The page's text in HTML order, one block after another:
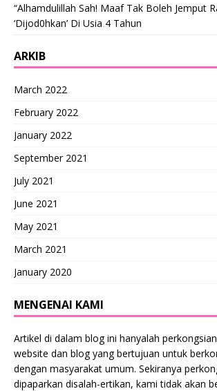
“Alhamdulillah Sah! Maaf Tak Boleh Jemput
‘Dijod0hkan’ Di Usia 4 Tahun
ARKIB
March 2022
February 2022
January 2022
September 2021
July 2021
June 2021
May 2021
March 2021
January 2020
MENGENAI KAMI
Artikel di dalam blog ini hanyalah
website dan blog yang bertujuan untuk
dengan masyarakat umum. Sekiranya
dipaparkan disalah-ertikan, kami tidak akan